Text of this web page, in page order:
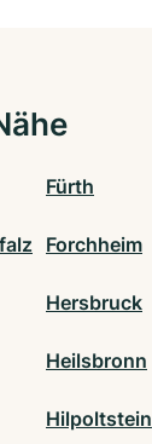
Fürth
Forchheim
Hersbruck
Heilsbronn
Hilpoltstein